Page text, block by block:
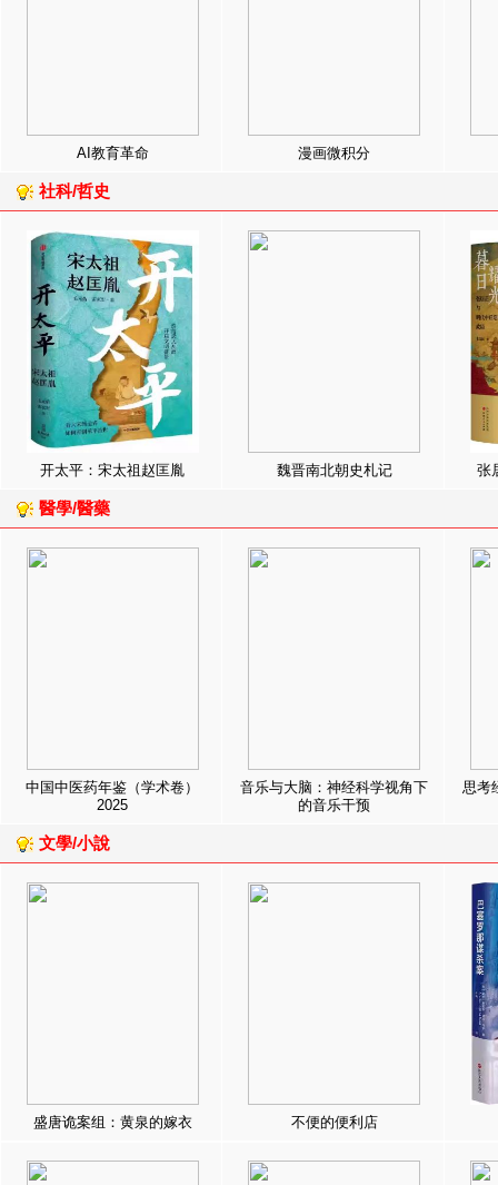
AI教育革命 漫画微积分
社科/哲史
开太平：宋太祖赵匡胤 魏晋南北朝史札记 张
醫學/醫藥
中国中医药年鉴（学术卷）
2025
音乐与大脑：神经科学视角下
的音乐干预
思考
文學/小說
盛唐诡案组：黄泉的嫁衣 不便的便利店